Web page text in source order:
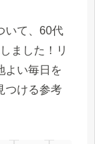
いて、60代
ました！リ
よい毎日を
つける参考